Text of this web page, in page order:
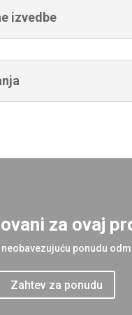
izvedbe
za ovaj
ponudu
Zahtev za ponudu